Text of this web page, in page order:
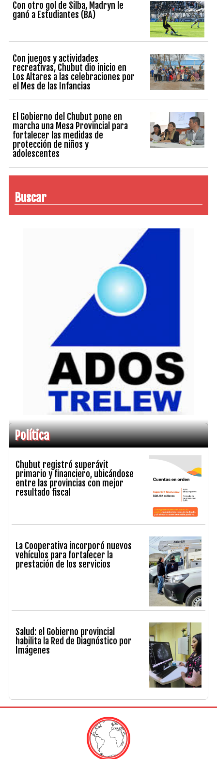
Con otro gol de Silba, Madryn le
ganó a Estudiantes (BA)
Con juegos y actividades
recreativas, Chubut dio inicio en
Los Altares a las celebraciones por
el Mes de las Infancias
El Gobierno del Chubut pone en
marcha una Mesa Provincial para
fortalecer las medidas de
protección de niños y
adolescentes
Buscar
Política
Chubut registró superávit
primario y financiero, ubicándose
entre las provincias con mejor
resultado fiscal
La Cooperativa incorporó nuevos
vehículos para fortalecer la
prestación de los servicios
Salud: el Gobierno provincial
habilita la Red de Diagnóstico por
Imágenes